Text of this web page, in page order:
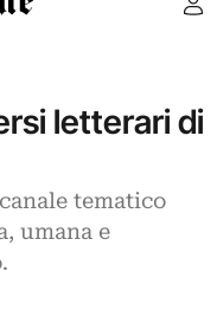
letterari di
tematico
umana e